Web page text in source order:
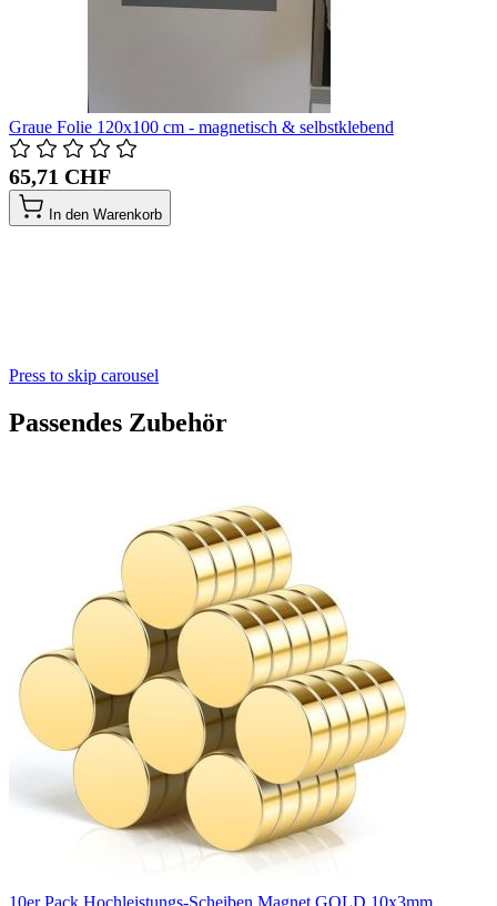
Graue Folie 120x100 cm - magnetisch & selbstklebend
65,71 CHF
In den Warenkorb
Press to skip carousel
Passendes Zubehör